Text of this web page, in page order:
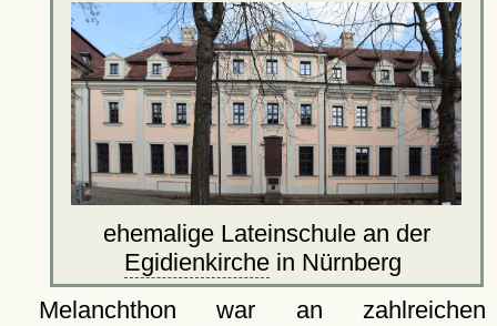
ehemalige Lateinschule an der
Egidienkirche in Nürnberg
Melanchthon war an zahlreichen